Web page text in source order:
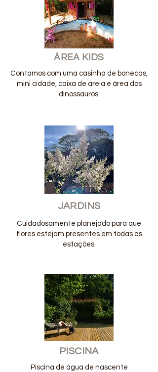
ÁREA KIDS
Contamos com uma casinha de bonecas,
mini cidade, caixa de areia e área dos
dinossauros.
JARDINS
Cuidadosamente planejado para que
flores estejam presentes em todas as
estações.
PISCINA
Piscina de água de nascente